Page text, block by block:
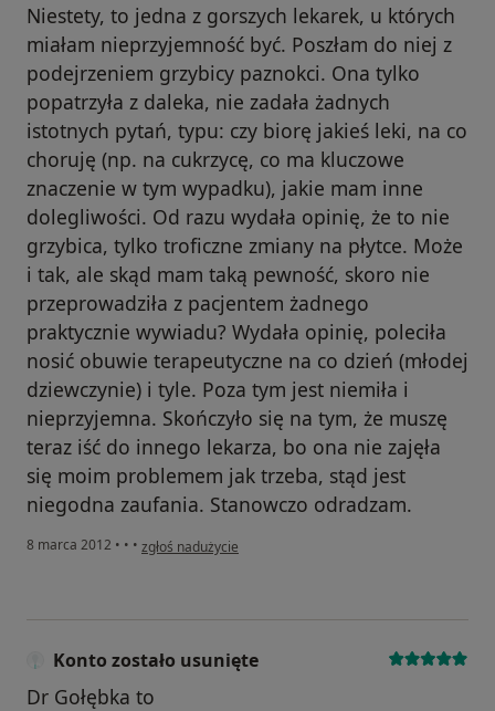
Niestety, to jedna z gorszych lekarek, u których
miałam nieprzyjemność być. Poszłam do niej z
podejrzeniem grzybicy paznokci. Ona tylko
popatrzyła z daleka, nie zadała żadnych
istotnych pytań, typu: czy biorę jakieś leki, na co
choruję (np. na cukrzycę, co ma kluczowe
znaczenie w tym wypadku), jakie mam inne
dolegliwości. Od razu wydała opinię, że to nie
grzybica, tylko troficzne zmiany na płytce. Może
i tak, ale skąd mam taką pewność, skoro nie
przeprowadziła z pacjentem żadnego
praktycznie wywiadu? Wydała opinię, poleciła
nosić obuwie terapeutyczne na co dzień (młodej
dziewczynie) i tyle. Poza tym jest niemiła i
nieprzyjemna. Skończyło się na tym, że muszę
teraz iść do innego lekarza, bo ona nie zajęła
się moim problemem jak trzeba, stąd jest
niegodna zaufania. Stanowczo odradzam.
8 marca 2012 • • • w opinii użytkownika Hanna Lisiak
zgłoś nadużycie
Konto zostało usunięte
Dr Gołębka to